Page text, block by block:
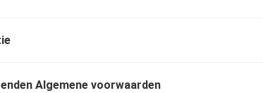
Algemene voorwaarden